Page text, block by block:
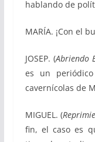
hablando de
MARÍA. ¡Con el
JOSEP. (Abriendo
es un
cavernícolas de
MIGUEL. (
fin, el caso es